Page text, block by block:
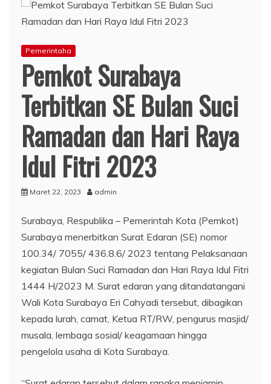
Pemerintaha
Pemkot Surabaya
Terbitkan SE Bulan Suci
Ramadan dan Hari Raya
Idul Fitri 2023
Maret 22, 2023 admin
Surabaya, Respublika – Pemerintah Kota (Pemkot)
Surabaya menerbitkan Surat Edaran (SE) nomor
100.34/ 7055/ 436.8.6/ 2023 tentang Pelaksanaan
kegiatan Bulan Suci Ramadan dan Hari Raya Idul Fitri
1444 H/2023 M. Surat edaran yang ditandatangani
Wali Kota Surabaya Eri Cahyadi tersebut, dibagikan
kepada lurah, camat, Ketua RT/RW, pengurus masjid/
musala, lembaga sosial/ keagamaan hingga
pengelola usaha di Kota Surabaya.